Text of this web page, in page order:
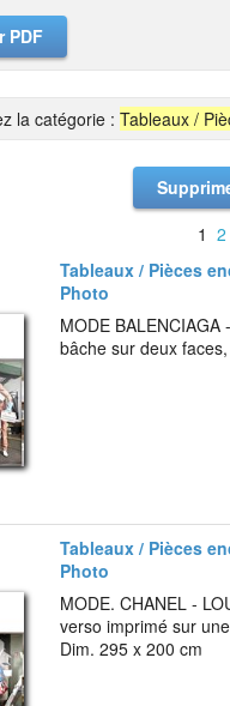
PDF
la catégorie : Tableaux /
1 2
Tableaux / Pièces
Photo
MODE
bâche sur deux
Tableaux / Pièces
Photo
MODE. CHANEL -
verso imprimé sur
Dim. 295 x 200 cm